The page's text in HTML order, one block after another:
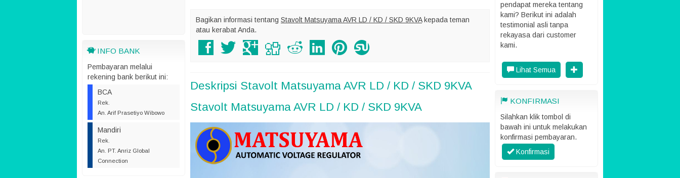
INFO BANK
Pembayaran melalui
rekening bank berikut ini:
BCA
Rek.
An. Arif Prasetiyo Wibowo
Mandiri
Rek.
An. PT. Anriz Global
Connection
Bagikan informasi tentang Stavolt Matsuyama AVR LD / KD / SKD 9KVAkepada teman
atau kerabat Anda.
Deskripsi Stavolt Matsuyama AVR LD / KD / SKD 9KVA
Stavolt Matsuyama AVR LD / KD / SKD 9KVA
pendapat mereka tentang
kami? Berikut ini adalah
testimonial asli tanpa
rekayasa dari customer
kami.
Lihat Semua
KONFIRMASI
Silahkan klik tombol di
bawah ini untuk melakukan
konfirmasi pembayaran.
Konfirmasi